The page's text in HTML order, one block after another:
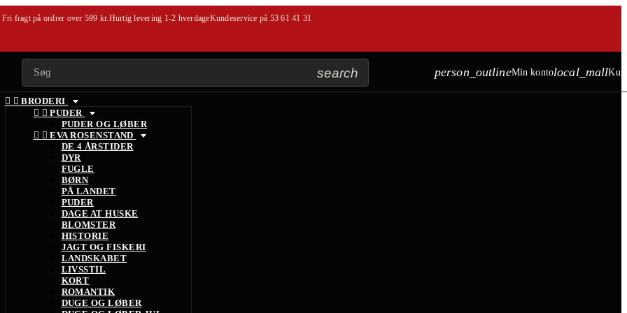
Fri fragt på ordrer over 599 kr. Hurtig levering 1-2 hverdageKundeservice på 53 61 41 31
search person_outlineMin kontolocal_mall
  BRODERI
  PUDER
PUDER OG LØBER
  EVA ROSENSTAND
DE 4 ÅRSTIDER
DYR
FUGLE
BØRN
PÅ LANDET
PUDER
DAGE AT HUSKE
BLOMSTER
HISTORIE
JAGT OG FISKERI
LANDSKABET
LIVSSTIL
KORT
ROMANTIK
DUGE OG LØBER